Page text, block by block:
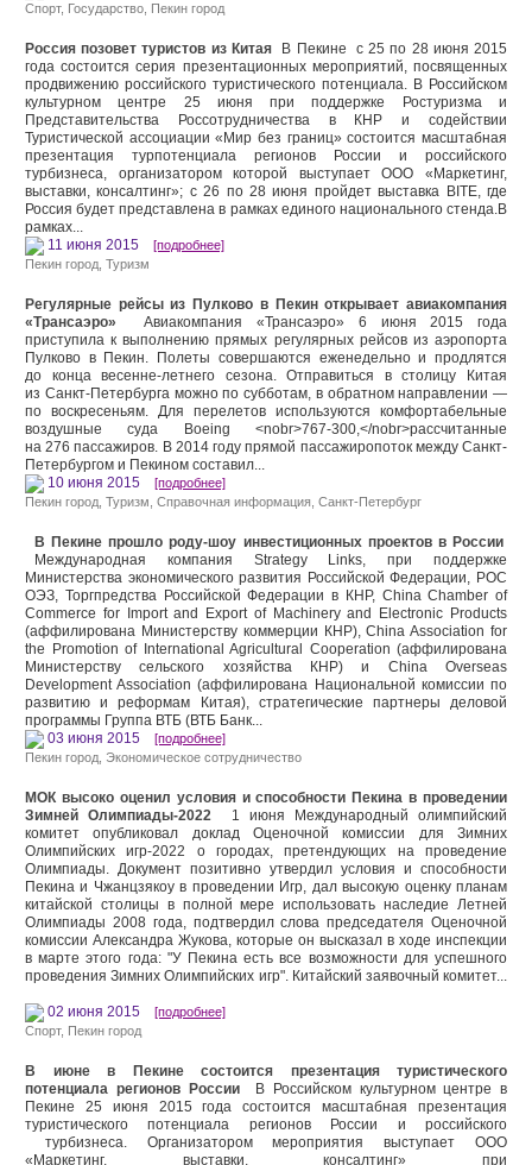
Спорт, Государство Пекин город
Россия позовет туристов из КитаяВ Пекине с 25 по 28 июня 2015
года состоится серия презентационных мероприятий, посвященных
продвижению российского туристического потенциала. В Российском
культурном центре 25 июня при поддержке Ростуризма и
Представительства Россотрудничества в КНР и содействии
Туристической ассоциации «Мир без границ» состоится масштабная
презентация турпотенциала регионов России и российского
турбизнеса, организатором которой выступает ООО «Маркетинг,
выставки, консалтинг»; с 26 по 28 июня пройдет выставка BITE, где
Россия будет представлена в рамках единого национального стенда.В
рамках...
11 июня 2015 [подробнее]
Пекин город Туризм
Регулярные рейсы из Пулково в Пекин открывает авиакомпания
«Трансаэро» Авиакомпания «Трансаэро» 6 июня 2015 года
приступила к выполнению прямых регулярных рейсов из аэропорта
Пулково в Пекин. Полеты совершаются еженедельно и продлятся
до конца весенне-летнего сезона. Отправиться в столицу Китая
из Санкт-Петербурга можно по субботам, в обратном направлении —
по воскресеньям. Для перелетов используются комфортабельные
воздушные суда Boeing <nobr>767-300,</nobr>рассчитанные
на 276 пассажиров. В 2014 году прямой пассажиропоток между Санкт-
Петербургом и Пекином составил...
10 июня 2015 [подробнее]
Пекин город Туризм Справочная информация Санкт-Петербург
В Пекине прошло роду-шоу инвестиционных проектов в России
Международная компания Strategy Links, при поддержке
Министерства экономического развития Российской Федерации, РОС
ОЭЗ, Торгпредства Российской Федерации в КНР, China Chamber of
Commerce for Import and Export of Machinery and Electronic Products
(аффилирована Министерству коммерции КНР), China Association for
the Promotion of International Agricultural Cooperation (аффилирована
Министерству сельского хозяйства КНР) и China Overseas
Development Association (аффилирована Национальной комиссии по
развитию и реформам Китая), стратегические партнеры деловой
программы Группа ВТБ (ВТБ Банк...
03 июня 2015 [подробнее]
Пекин город Экономическое сотрудничество
МОК высоко оценил условия и способности Пекина в проведении
Зимней Олимпиады-2022 1 июня Международный олимпийский
комитет опубликовал доклад Оценочной комиссии для Зимних
Олимпийских игр-2022 о городах, претендующих на проведение
Олимпиады. Документ позитивно утвердил условия и способности
Пекина и Чжанцзякоу в проведении Игр, дал высокую оценку планам
китайской столицы в полной мере использовать наследие Летней
Олимпиады 2008 года, подтвердил слова председателя Оценочной
комиссии Александра Жукова, которые он высказал в ходе инспекции
в марте этого года: "У Пекина есть все возможности для успешного
проведения Зимних Олимпийских игр". Китайский заявочный комитет...
02 июня 2015 [подробнее]
Спорт, Пекин город
В июне в Пекине состоится презентация туристического
потенциала регионов РоссииВ Российском культурном центре в
Пекине 25 июня 2015 года состоится масштабная презентация
туристического потенциала регионов России и российского
турбизнеса. Организатором мероприятия выступает ООО
«Маркетинг, выставки, консалтинг» при